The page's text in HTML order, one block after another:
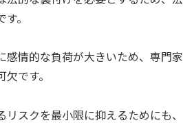
。
感情的な負荷が大きいため、専門家
です。
スクを最小限に抑えるためにも、